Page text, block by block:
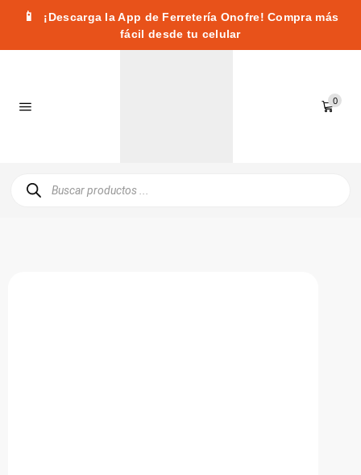
📱
¡Descarga la App de Ferretería Onofre! Compra más
fácil desde tu celular
0